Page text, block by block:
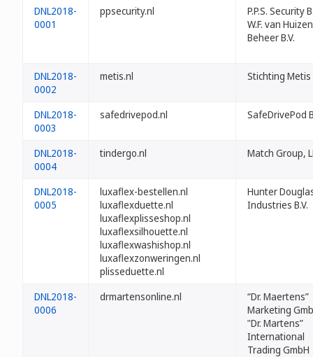
DNL2018-
0001
ppsecurity.nl
P.P.S. Security
W.F. van Huizen
Beheer B.V.
DNL2018-
0002
metis.nl Stichting Metis
DNL2018-
0003
safedrivepod.nl SafeDrivePod
DNL2018-
0004
tindergo.nl Match Group,
DNL2018-
0005
luxaflex-bestellen.nl
luxaflexduette.nl
luxaflexplisseshop.nl
luxaflexsilhouette.nl
luxaflexwashishop.nl
luxaflexzonweringen.nl
plisseduette.nl
Hunter
Industries B.V.
DNL2018-
0006
drmartensonline.nl
“Dr. Maertens”
Marketing
"Dr. Martens”
International
Trading GmbH